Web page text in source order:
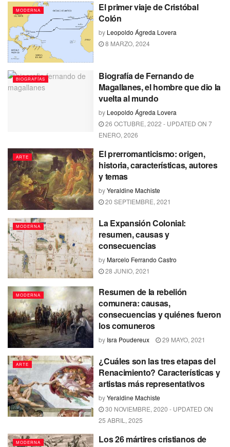
MODERNA
El primer viaje de Cristóbal
Colón
by Leopoldo Ágreda Lovera
8 MARZO, 2024
BIOGRAFÍAS
Biografía de Fernando de
Magallanes, el hombre que dio la
vuelta al mundo
by Leopoldo Ágreda Lovera
26 OCTUBRE, 2022 - UPDATED ON 7
ENERO, 2026
ARTE
El prerromanticismo: origen,
historia, características, autores
y temas
byYeraldine Machiste
20 SEPTIEMBRE, 2021
MODERNA
La Expansión Colonial:
resumen, causas y
consecuencias
byMarcelo Ferrando Castro
28 JUNIO, 2021
MODERNA
Resumen de la rebelión
comunera: causas,
consecuencias y quiénes fueron
los comuneros
by Isra Poudereux 29 MAYO, 2021
ARTE
¿Cuáles son las tres etapas del
Renacimiento? Características y
artistas más representativos
byYeraldine Machiste
30 NOVIEMBRE, 2020 - UPDATED ON
25 ABRIL, 2025
MODERNA
Los 26 mártires cristianos de